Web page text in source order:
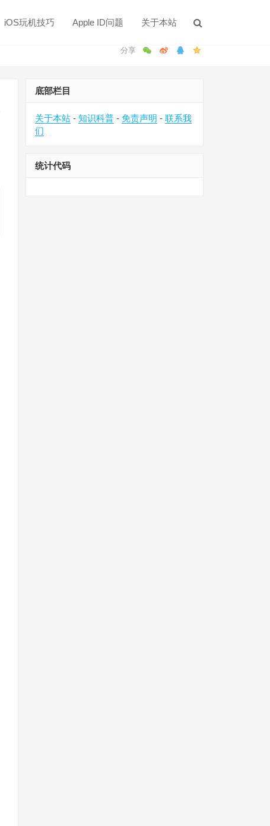
iOS玩机技巧 Apple ID问题 关于本站
底部栏目
关于本站 - 知识科普 - 免责声明 - 联系我
们
统计代码